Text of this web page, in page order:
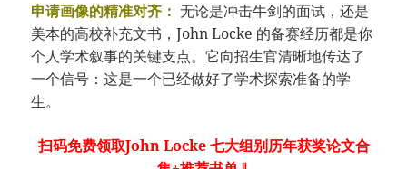
申请画像的精准对齐： 无论是冲击牛剑的面试，还是
美本的高校补充文书，John Locke 的备赛经历都是你
个人学术叙事的关键支点。它向招生官清晰地传达了
一个信号：这是一个已经做好了学术探索准备的学
生。
扫码免费领取John Locke 七大组别历年获奖论文合